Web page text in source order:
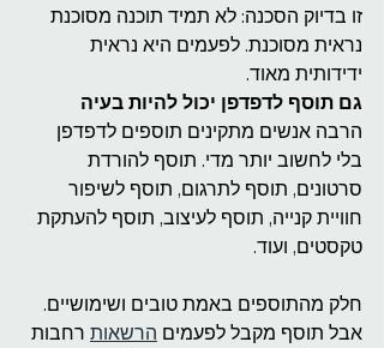
זו בדיוק הסכנה: לא תמיד תוכנה מסוכנת
נראית מסוכנת. לפעמים היא נראית
ידידותית מאוד.
גם תוסף לדפדפן יכול להיות בעיה
הרבה אנשים מתקינים תוספים לדפדפן
בלי לחשוב יותר מדי. תוסף להורדת
סרטונים, תוסף לתרגום, תוסף לשיפור
חוויית קנייה, תוסף לעיצוב, תוסף להעתקת
טקסטים, ועוד.
חלק מהתוספים באמת טובים ושימושיים.
אבל תוסף מקבל לפעמים הרשאות רחבות